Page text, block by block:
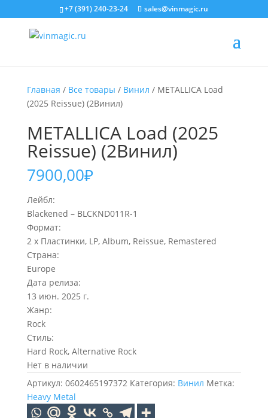
+7 (391) 240-23-24 sales@vinmagic.ru
Главная / Все товары / Винил / METALLICA Load
(2025 Reissue) (2Винил)
METALLICA Load (2025
Reissue) (2Винил)
7900,00₽
Лейбл:
Blackened – BLCKND011R-1
Формат:
2 x Пластинки, LP, Album, Reissue, Remastered
Страна:
Europe
Дата релиза:
13 июн. 2025 г.
Жанр:
Rock
Стиль:
Hard Rock, Alternative Rock
Нет в наличии
Артикул: 0602465197372 Категория: Винил Метка:
Heavy Metal